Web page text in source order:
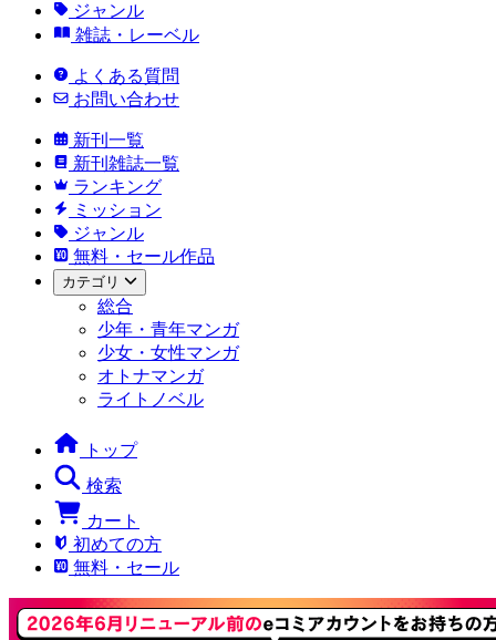
ジャンル
雑誌・レーベル
よくある質問
お問い合わせ
新刊一覧
新刊雑誌一覧
ランキング
ミッション
ジャンル
無料・セール作品
カテゴリ
総合
少年・青年マンガ
少女・女性マンガ
オトナマンガ
ライトノベル
トップ
検索
カート
初めての方
無料・セール